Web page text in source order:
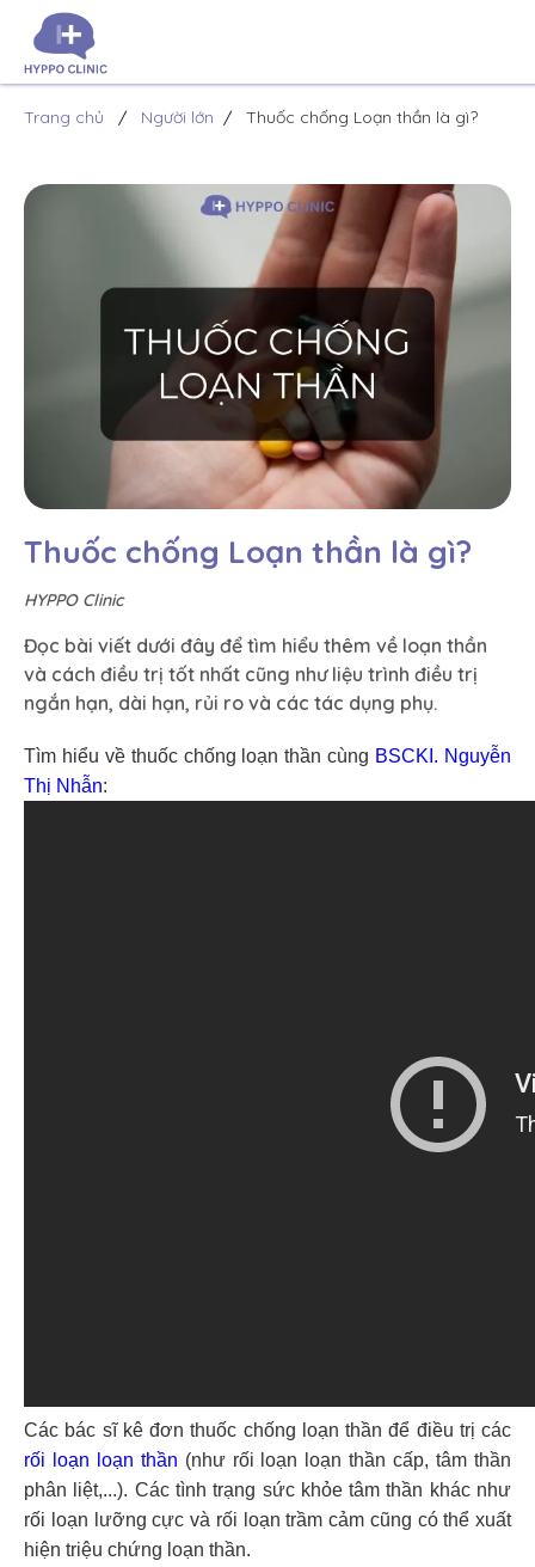
Trang chủ Người lớn Thuốc chống Loạn thần là gì?
Thuốc chống Loạn thần là gì?
HYPPO Clinic
Đọc bài viết dưới đây để tìm hiểu thêm về loạn thần
và cách điều trị tốt nhất cũng như liệu trình điều trị
ngắn hạn, dài hạn, rủi ro và các tác dụng phụ.
Tìm hiểu về thuốc chống loạn thần cùng BSCKI. Nguyễn
Thị Nhẫn:
Các bác sĩ kê đơn thuốc chống loạn thần để điều trị các
rối loạn loạn thần (như rối loạn loạn thần cấp, tâm thần
phân liệt,...). Các tình trạng sức khỏe tâm thần khác như
rối loạn lưỡng cực và rối loạn trầm cảm cũng có thể xuất
hiện triệu chứng loạn thần.